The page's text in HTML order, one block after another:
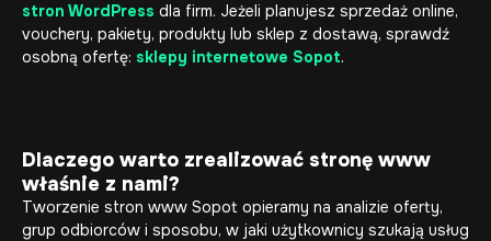
stron WordPress dla firm. Jeżeli planujesz sprzedaż online,
vouchery, pakiety, produkty lub sklep z dostawą, sprawdź
osobną ofertę: sklepy internetowe Sopot.
Dlaczego warto zrealizować stronę www
właśnie z nami?
Tworzenie stron www Sopot opieramy na analizie oferty,
grup odbiorców i sposobu, w jaki użytkownicy szukają usług